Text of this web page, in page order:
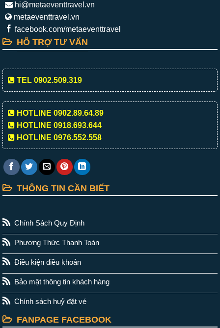
hi@metaeventtravel.vn
metaeventtravel.vn
facebook.com/metaeventtravel
HỖ TRỢ TƯ VẤN
TEL 0902.509.319
HOTLINE 0902.89.64.89
HOTLINE 0918.693.644
HOTLINE 0976.552.558
THÔNG TIN CẦN BIẾT
Chính Sách Quy Định
Phương Thức Thanh Toán
Điều kiện điều khoản
Bảo mật thông tin khách hàng
Chính sách huỷ đặt vé
FANPAGE FACEBOOK